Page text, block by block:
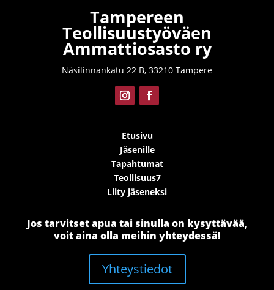
Tampereen
Teollisuustyöväen
Ammattiosasto ry
Näsilinnankatu 22 B, 33210 Tampere
Etusivu
Jäsenille
Tapahtumat
Teollisuus7
Liity jäseneksi
Jos tarvitset apua tai sinulla on kysyttävää,
voit aina olla meihin yhteydessä!
Yhteystiedot